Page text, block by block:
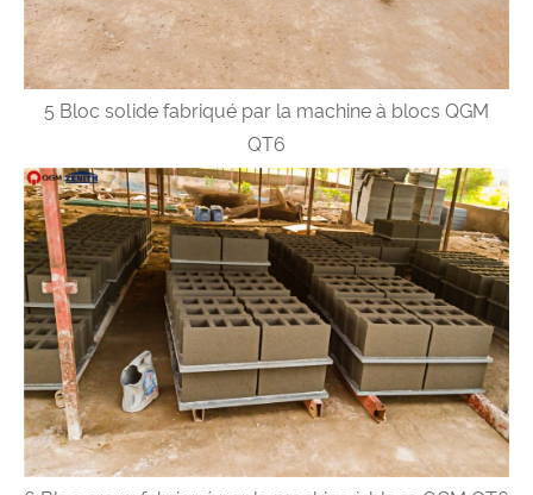
5 Bloc solide fabriqué par la machine à blocs QGM
QT6